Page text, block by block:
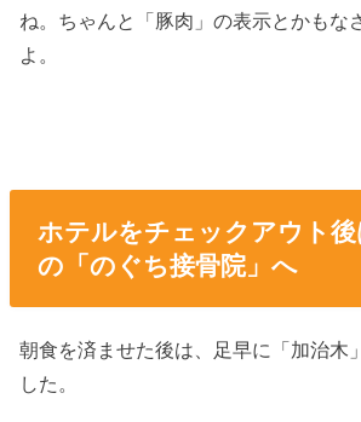
ね。ちゃんと「豚肉」の表示とかもな
よ。
ホテルをチェックアウト後
の「のぐち接骨院」へ
朝食を済ませた後は、足早に「加治木
した。